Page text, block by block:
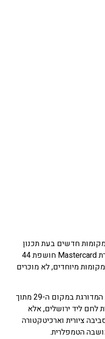
חדשים בעת תכנון
טיול בארץ מוצאם וגם בחו"ל. חברת Mastercard חושפת 44
מיוחדים, לא מוכרים
מישראל, נבחרה בית לחם הגלילית המדורגת במקום ה-29 מתוך
לחם ליד ירושלים, אלא
ציורית וארכיטקטורה
הטמפלרית.